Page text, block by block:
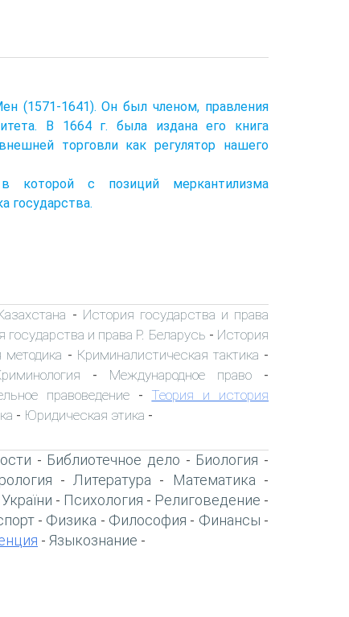
(1571-1641). Он был членом, правления
В 1664 г. была издана его книга
торговли как регулятор нашего
которой с позиций меркантилизма
государства.
- История государства и права
государства и права Р. Беларусь - История
- Криминалистическая тактика -
- Международное право -
правоведение- Теория и история
- Юридическая этика -
- Библиотечное дело - Биология -
- Литература - Математика -
- Психология - Религоведение -
- Физика - Философия - Финансы -
- Языкознание -